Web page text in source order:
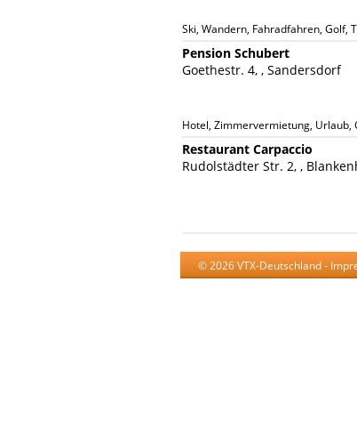
Ski, Wandern, Fahradfahren, Golf,
Pension Schubert
Goethestr. 4, , Sandersdorf
Hotel, Zimmervermietung,
Restaurant Carpaccio
Rudolstädter Str. 2, ,
© 2026 VTX-Deutschland -